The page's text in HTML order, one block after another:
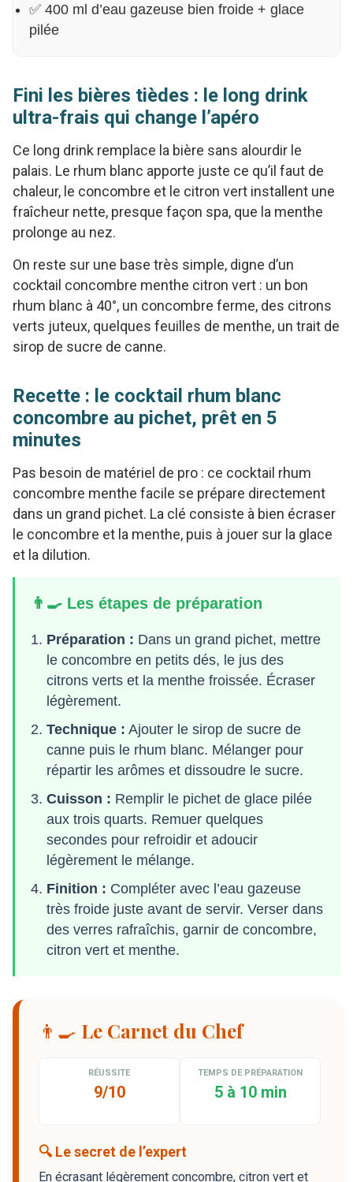
✅ 400 ml d’eau gazeuse bien froide + glace
pilée
Fini les bières tièdes : le long drink
ultra-frais qui change l’apéro
Ce long drink remplace la bière sans alourdir le
palais. Le rhum blanc apporte juste ce qu’il faut de
chaleur, le concombre et le citron vert installent une
fraîcheur nette, presque façon spa, que la menthe
prolonge au nez.
On reste sur une base très simple, digne d’un
cocktail concombre menthe citron vert : un bon
rhum blanc à 40°, un concombre ferme, des citrons
verts juteux, quelques feuilles de menthe, un trait de
sirop de sucre de canne.
Recette : le cocktail rhum blanc
concombre au pichet, prêt en 5
minutes
Pas besoin de matériel de pro : ce cocktail rhum
concombre menthe facile se prépare directement
dans un grand pichet. La clé consiste à bien écraser
le concombre et la menthe, puis à jouer sur la glace
et la dilution.
👨‍🍳 Les étapes de préparation
Préparation : Dans un grand pichet, mettre
le concombre en petits dés, le jus des
citrons verts et la menthe froissée. Écraser
légèrement.
Technique : Ajouter le sirop de sucre de
canne puis le rhum blanc. Mélanger pour
répartir les arômes et dissoudre le sucre.
Cuisson : Remplir le pichet de glace pilée
aux trois quarts. Remuer quelques
secondes pour refroidir et adoucir
légèrement le mélange.
Finition : Compléter avec l’eau gazeuse
très froide juste avant de servir. Verser dans
des verres rafraîchis, garnir de concombre,
citron vert et menthe.
👨‍🍳 Le Carnet du Chef
RÉUSSITE
9/10
TEMPS DE PRÉPARATION
5 à 10 min
🔍 Le secret de l’expert
En écrasant légèrement concombre, citron vert et